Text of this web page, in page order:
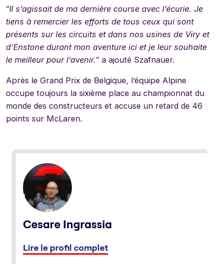
“Il s’agissait de ma dernière course avec l’écurie. Je
tiens à remercier les efforts de tous ceux qui sont
présents sur les circuits et dans nos usines de Viry et
d’Enstone durant mon aventure ici et je leur souhaite
le meilleur pour l’avenir.” a ajouté Szafnauer.
Après le Grand Prix de Belgique, l’équipe Alpine
occupe toujours la sixième place au championnat du
monde des constructeurs et accuse un retard de 46
points sur McLaren.
Cesare Ingrassia
Lire le profil complet